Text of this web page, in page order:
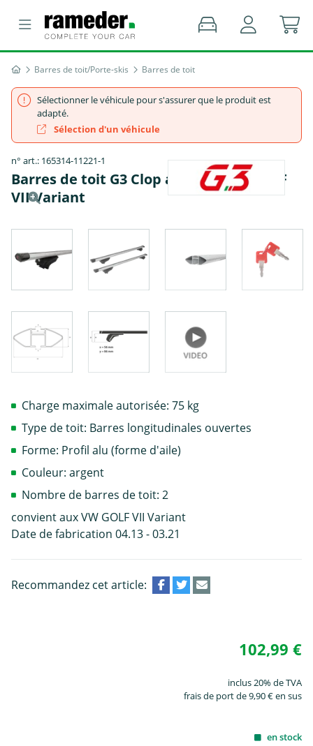
Barres de toit/Porte-skis Barres de toit
Sélectionner le véhicule pour s'assurer que le produit est
adapté.
Sélection d'un véhicule
n° art.: 165314-11221-1
Barres de toit G3 Clop airflow - VW GOLF
VII Variant
Charge maximale autorisée: 75 kg
Type de toit: Barres longitudinales ouvertes
Forme: Profil alu (forme d'aile)
Couleur: argent
Nombre de barres de toit: 2
convient aux VW GOLF VII Variant
Date de fabrication 04.13 - 03.21
Recommandez cet article:
102,99 €
inclus 20% de TVA
frais de port de 9,90 € en sus
en stock